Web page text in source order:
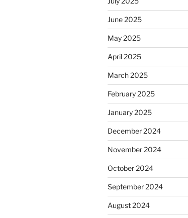
June 2025
May 2025
April 2025
March 2025
February 2025
January 2025
December 2024
November 2024
October 2024
September 2024
August 2024